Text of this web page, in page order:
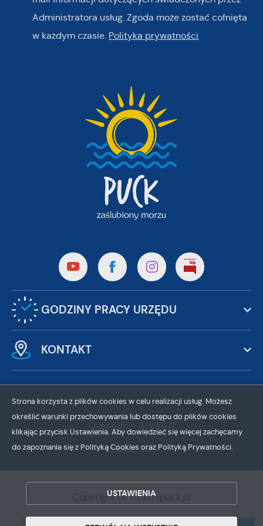
Administratora usług. Zgoda może zostać cofnięta
w każdym czasie. Polityka prywatności
GODZINY PRACY URZĘDU
KONTAKT
Online: 390
Copyright by miastopuck.pl
Powered by 2ClickPortal® - Portale nowej generacji
Strona korzysta z plików cookies w celu realizacji usług. Możesz
określić warunki przechowywania lub dostępu do plików cookies
klikając przycisk Ustawienia. Aby dowiedzieć się więcej zachęcamy
do zapoznania się z Polityką Cookies oraz Polityką Prywatności.
USTAWIENIA
ZAPISZ WYBRANE